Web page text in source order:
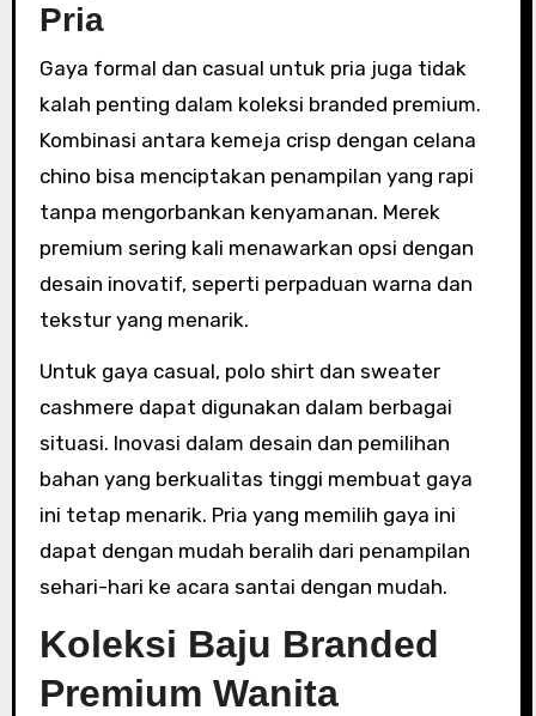
Pria
Gaya formal dan casual untuk pria juga tidak
kalah penting dalam koleksi branded premium.
Kombinasi antara kemeja crisp dengan celana
chino bisa menciptakan penampilan yang rapi
tanpa mengorbankan kenyamanan. Merek
premium sering kali menawarkan opsi dengan
desain inovatif, seperti perpaduan warna dan
tekstur yang menarik.
Untuk gaya casual, polo shirt dan sweater
cashmere dapat digunakan dalam berbagai
situasi. Inovasi dalam desain dan pemilihan
bahan yang berkualitas tinggi membuat gaya
ini tetap menarik. Pria yang memilih gaya ini
dapat dengan mudah beralih dari penampilan
sehari-hari ke acara santai dengan mudah.
Koleksi Baju Branded
Premium Wanita